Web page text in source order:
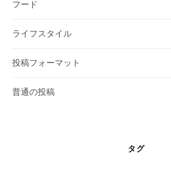
フード
ライフスタイル
投稿フォーマット
普通の投稿
タグ